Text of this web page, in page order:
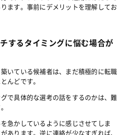
ます。事前にデメリットを理解してお
するタイミングに悩む場合が
いている候補者は、まだ積極的に転職
んどです。
で具体的な選考の話をするのかは、難
急かしているように感じさせてしま
あります。逆に連絡が少なすぎれば、